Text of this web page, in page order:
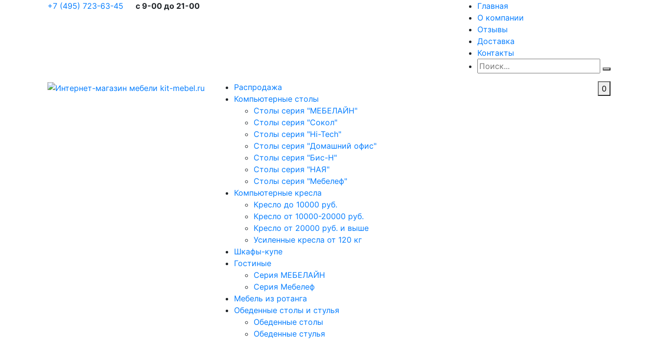
+7 (495) 723-63-45 c 9-00 до 21-00
Главная
О компании
Отзывы
Доставка
Контакты
Распродажа
Компьютерные столы
Столы серия "МЕБЕЛАЙН"
Столы серия "Сокол"
Столы серия "Hi-Tech"
Столы серия "Домашний офис"
Столы серия "Бис-Н"
Столы серия "НАЯ"
Столы серия "Мебелеф"
Компьютерные кресла
Кресло до 10000 руб.
Кресло от 10000-20000 руб.
Кресло от 20000 руб. и выше
Усиленные кресла от 120 кг
Шкафы-купе
Гостиные
Серия МЕБЕЛАЙН
Серия Мебелеф
Мебель из ротанга
Обеденные столы и стулья
Обеденные столы
Обеденные стулья
0